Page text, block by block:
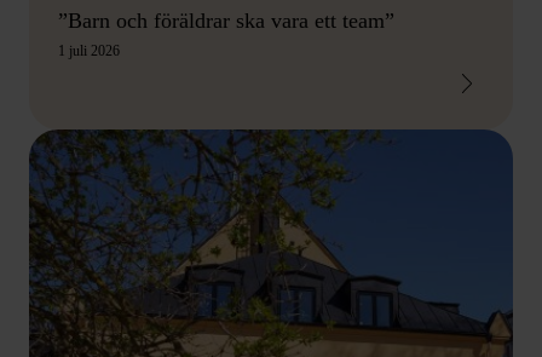
”Barn och föräldrar ska vara ett team”
1 juli 2026